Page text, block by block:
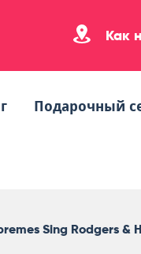
Как
Подарочный
Sing Rodgers &